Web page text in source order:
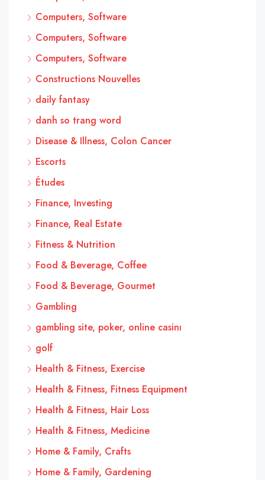
Computers, Software
Computers, Software
Computers, Software
Constructions Nouvelles
daily fantasy
danh so trang word
Disease & Illness, Colon Cancer
Escorts
Études
Finance, Investing
Finance, Real Estate
Fitness & Nutrition
Food & Beverage, Coffee
Food & Beverage, Gourmet
Gambling
gambling site, poker, online casinı
golf
Health & Fitness, Exercise
Health & Fitness, Fitness Equipment
Health & Fitness, Hair Loss
Health & Fitness, Medicine
Home & Family, Crafts
Home & Family, Gardening